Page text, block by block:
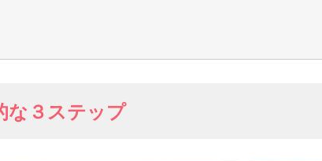
な３ステップ